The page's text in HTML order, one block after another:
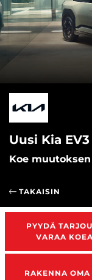
Uusi Kia EV3
Koe
TAKAISIN
PYYDÄ
VARAA
RAKENNA OMA